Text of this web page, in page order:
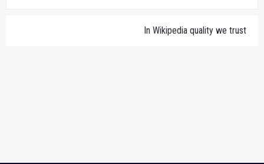
In Wikipedia quality we trust